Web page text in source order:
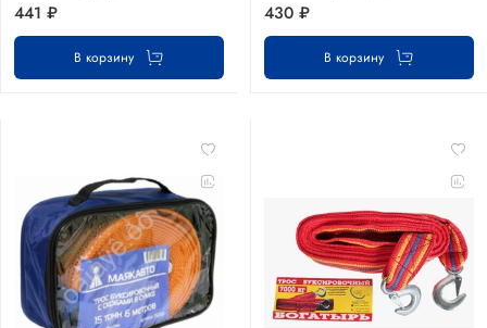
441 ₽
В корзину
430 ₽
В корзину